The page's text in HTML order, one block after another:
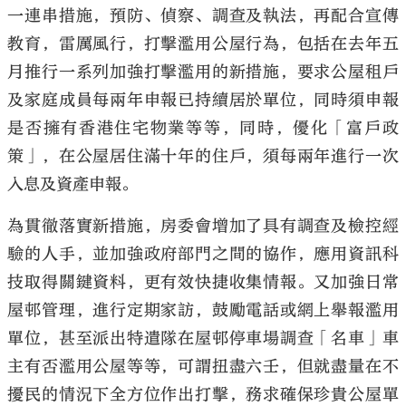
一連串措施，預防、偵察、調查及執法，再配合宣傳
教育，雷厲風行，打擊濫用公屋行為，包括在去年五
月推行一系列加強打擊濫用的新措施，要求公屋租戶
及家庭成員每兩年申報已持續居於單位，同時須申報
是否擁有香港住宅物業等等，同時，優化「富戶政
策」，在公屋居住滿十年的住戶，須每兩年進行一次
入息及資產申報。
為貫徹落實新措施，房委會增加了具有調查及檢控經
驗的人手，並加強政府部門之間的協作，應用資訊科
技取得關鍵資料，更有效快捷收集情報。又加強日常
屋邨管理，進行定期家訪，鼓勵電話或網上舉報濫用
單位，甚至派出特遣隊在屋邨停車場調查「名車」車
主有否濫用公屋等等，可謂扭盡六壬，但就盡量在不
擾民的情況下全方位作出打擊，務求確保珍貴公屋單